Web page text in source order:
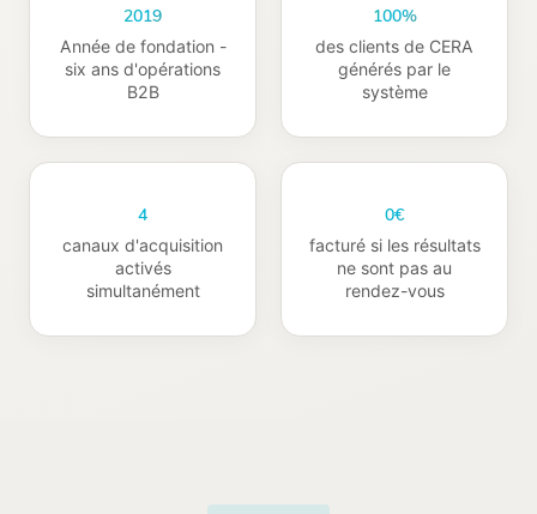
2019
Année de fondation -
six ans d'opérations
B2B
100%
des clients de CERA
générés par le
système
4
canaux d'acquisition
activés
simultanément
0€
facturé si les résultats
ne sont pas au
rendez-vous